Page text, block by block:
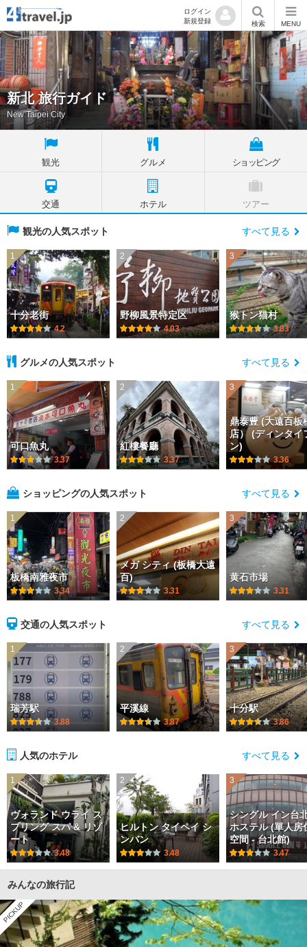
ログイン
新規登録
検索 MENU
新北 旅行ガイド
New Taipei City
観光 グルメ ショッピング
交通 ホテル ツアー
観光の人気スポット すべて見る
1
十分老街
4.2
2
野柳風景特定区
4.03
3
猴トン猫村
3.83
グルメの人気スポット すべて見る
1
可口魚丸
3.37
2
紅樓餐廳
3.37
3
鼎泰豊 (大遠百板
店） (ディンタイ
ン)
3.36
ショッピングの人気スポット すべて見る
1
板橋南雅夜市
3.34
2
メガ シティ (板橋大遠
百)
3.31
3
黄石市場
3.31
交通の人気スポット すべて見る
1
瑞芳駅
3.88
2
平溪線
3.87
3
十分駅
3.86
人気のホテル すべて見る
1
ヴォランド ウライ ス
プリング スパ & リゾ
ート
3.48
2
ヒルトン タイペイ シ
ンバン
3.48
3
シングル イン台
ホステル (單人房
空間 - 台北館)
3.47
みんなの旅行記
PICKUP